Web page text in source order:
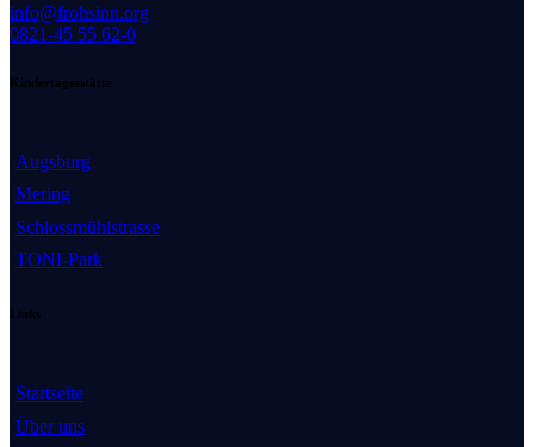
info@frohsinn.org
0821-45 55 62-0
Kindertagesstätte
Augsburg
Mering
Schlossmühlstrasse
TONI-Park
Links
Startseite
Über uns